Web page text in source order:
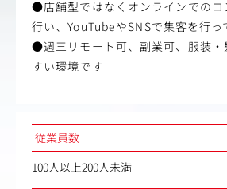
●店舗型ではなくオンラインでのコ
行い、YouTubeやSNSで集客を行っ
●週三リモート可、副業可、服装・
すい環境です
従業員数
100人以上200人未満